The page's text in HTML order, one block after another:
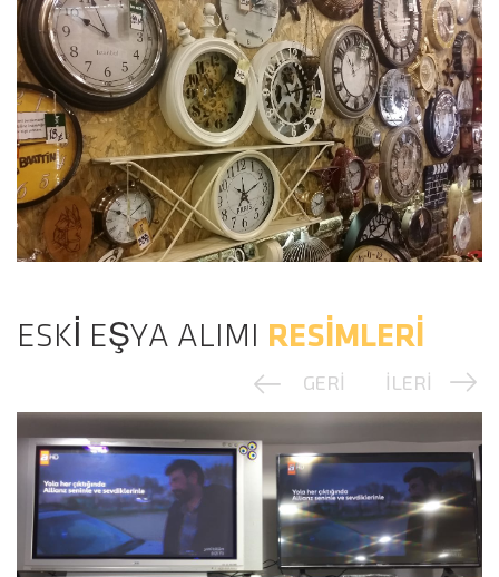
ESKİ EŞYA ALIMI RESİMLERİ
GERİ İLERİ